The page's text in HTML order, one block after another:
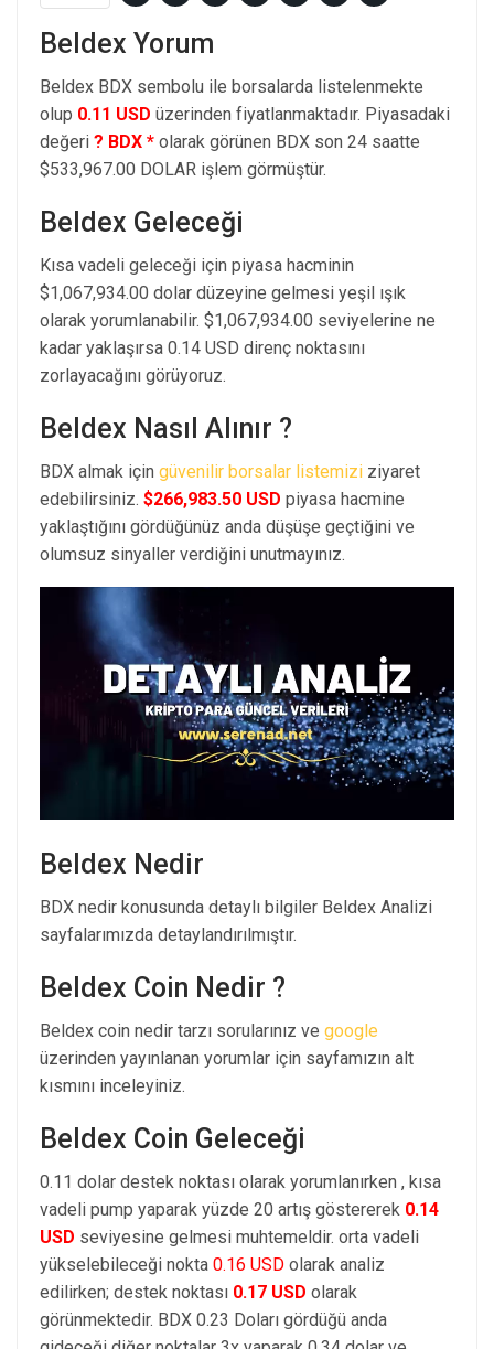
Beldex Yorum
Beldex BDX sembolu ile borsalarda listelenmekte
olup 0.11 USD üzerinden fiyatlanmaktadır. Piyasadaki
değeri ? BDX * olarak görünen BDX son 24 saatte
$533,967.00 DOLAR işlem görmüştür.
Beldex Geleceği
Kısa vadeli geleceği için piyasa hacminin
$1,067,934.00 dolar düzeyine gelmesi yeşil ışık
olarak yorumlanabilir. $1,067,934.00 seviyelerine ne
kadar yaklaşırsa 0.14 USD direnç noktasını
zorlayacağını görüyoruz.
Beldex Nasıl Alınır ?
BDX almak için güvenilir borsalar listemizi ziyaret
edebilirsiniz. $266,983.50 USD piyasa hacmine
yaklaştığını gördüğünüz anda düşüşe geçtiğini ve
olumsuz sinyaller verdiğini unutmayınız.
Beldex Nedir
BDX nedir konusunda detaylı bilgiler Beldex Analizi
sayfalarımızda detaylandırılmıştır.
Beldex Coin Nedir ?
Beldex coin nedir tarzı sorularınız ve google
üzerinden yayınlanan yorumlar için sayfamızın alt
kısmını inceleyiniz.
Beldex Coin Geleceği
0.11 dolar destek noktası olarak yorumlanırken , kısa
vadeli pump yaparak yüzde 20 artış göstererek 0.14
USD seviyesine gelmesi muhtemeldir. orta vadeli
yükselebileceği nokta 0.16 USD olarak analiz
edilirken; destek noktası 0.17 USD olarak
görünmektedir. BDX 0.23 Doları gördüğü anda